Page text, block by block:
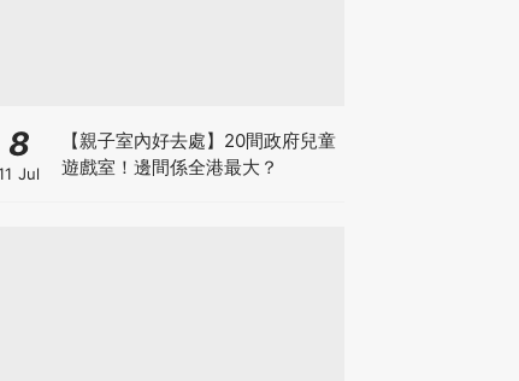
8
Jul
【親子室內好去處】20間政府兒童
遊戲室！邊間係全港最大？